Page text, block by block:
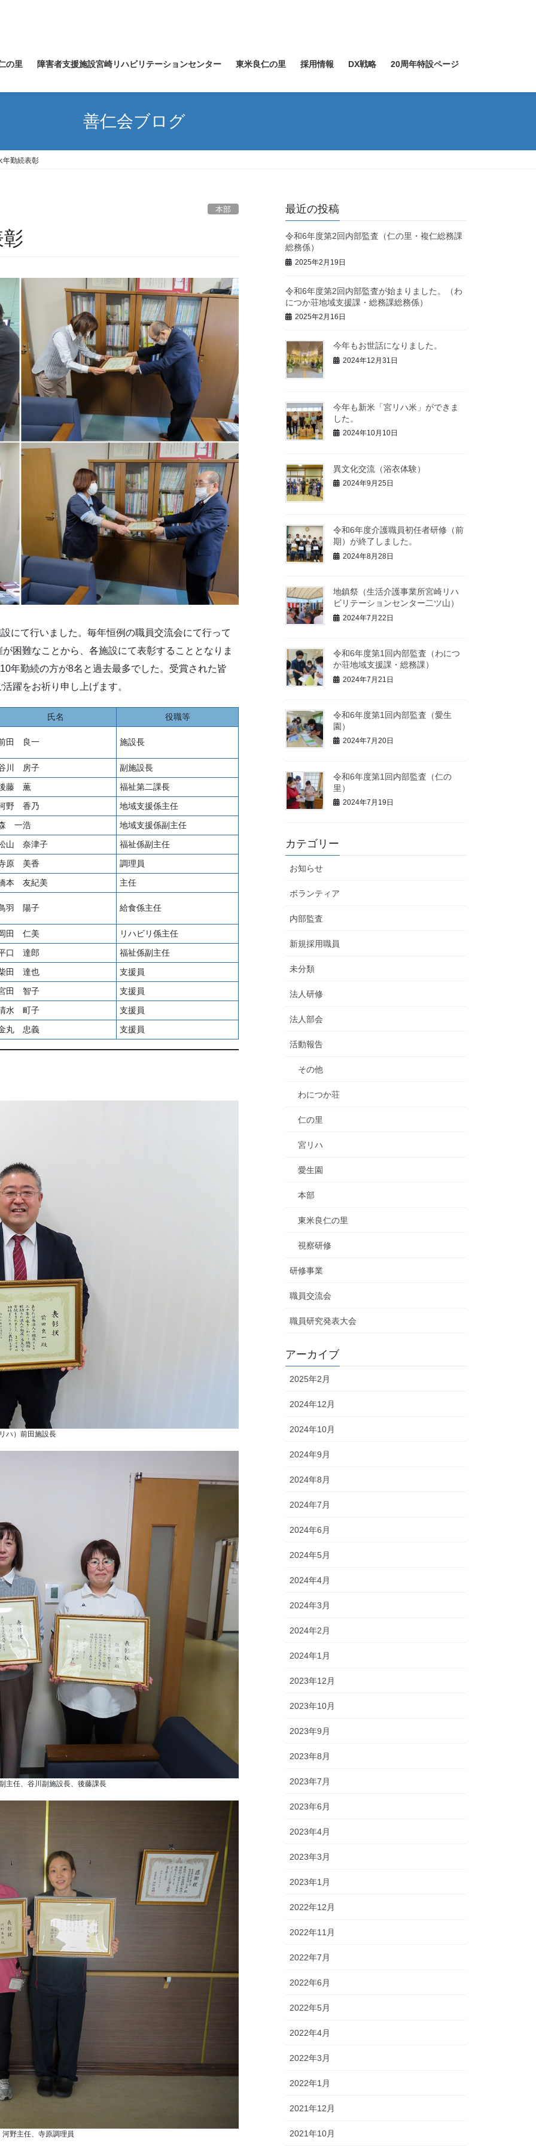
の里 障害者支援施設宮崎リハビリテーションセンター 東米良仁の里 採用情報 DX戦略 20周年特設ページ
善仁会ブログ
勤続表彰
本部
にて行いました。毎年恒例の職員交流会にて行って
困難なことから、各施設にて表彰することとなりま
年勤続の方が8名と過去最多でした。受賞された皆
躍をお祈り申し上げます。
氏名 役職等
田 良一 施設長
川 房子
副施設長
藤 薫
福祉第二課長
野 香乃
地域支援係主任
一浩
地域支援係副主任
山 奈津子
福祉係副主任
原 美香
調理員
本 友紀美
主任
羽 陽子 給食係主任
田 仁美
リハビリ係主任
口 達郎
福祉係副主任
田 達也
支援員
田 智子
支援員
水 町子
支援員
丸 忠義
支援員
ハ）前田施設長
主任、谷川副施設長、後藤課長
河野主任、寺原調理員
最近の投稿
令和6年度第2回内部監査（仁の里・複仁総務課
総務係）
2025年2月19日
令和6年度第2回内部監査が始まりました。（わ
につか荘地域支援課・総務課総務係）
2025年2月16日
今年もお世話になりました。
2024年12月31日
今年も新米「宮リハ米」ができま
した。
2024年10月10日
異文化交流（浴衣体験）
2024年9月25日
令和6年度介護職員初任者研修（前
期）が終了しました。
2024年8月28日
地鎮祭（生活介護事業所宮崎リハ
ビリテーションセンター二ツ山）
2024年7月22日
令和6年度第1回内部監査（わにつ
か荘地域支援課・総務課）
2024年7月21日
令和6年度第1回内部監査（愛生
園）
2024年7月20日
令和6年度第1回内部監査（仁の
里）
2024年7月19日
カテゴリー
お知らせ
ボランティア
内部監査
新規採用職員
未分類
法人研修
法人部会
活動報告
その他
わにつか荘
仁の里
宮リハ
愛生園
本部
東米良仁の里
視察研修
研修事業
職員交流会
職員研究発表大会
アーカイブ
2025年2月
2024年12月
2024年10月
2024年9月
2024年8月
2024年7月
2024年6月
2024年5月
2024年4月
2024年3月
2024年2月
2024年1月
2023年12月
2023年10月
2023年9月
2023年8月
2023年7月
2023年6月
2023年4月
2023年3月
2023年1月
2022年12月
2022年11月
2022年7月
2022年6月
2022年5月
2022年4月
2022年3月
2022年1月
2021年12月
2021年10月